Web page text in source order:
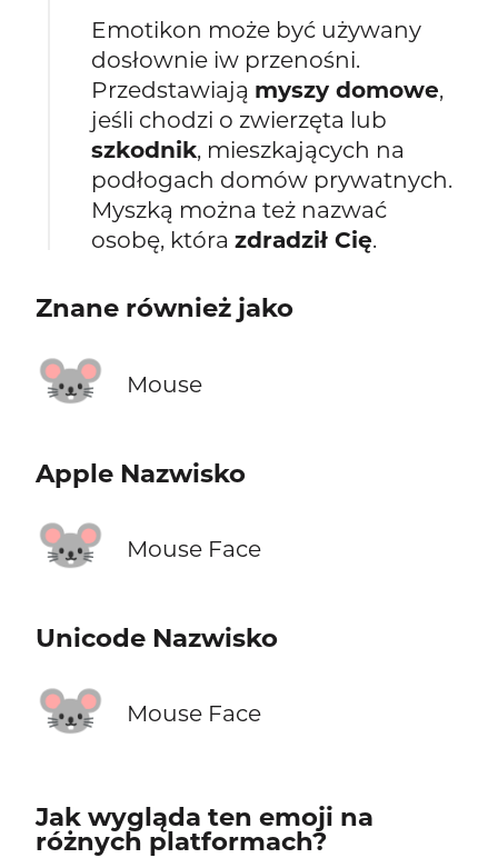
Emotikon może być używany
dosłownie iw przenośni.
Przedstawiają myszy domowe,
jeśli chodzi o zwierzęta lub
szkodnik, mieszkających na
podłogach domów prywatnych.
Myszką można też nazwać
osobę, którazdradził Cię.
Znane również jako
🐭 Mouse
Apple Nazwisko
🐭 Mouse Face
Unicode Nazwisko
🐭 Mouse Face
Jak wygląda ten emoji na
różnych platformach?